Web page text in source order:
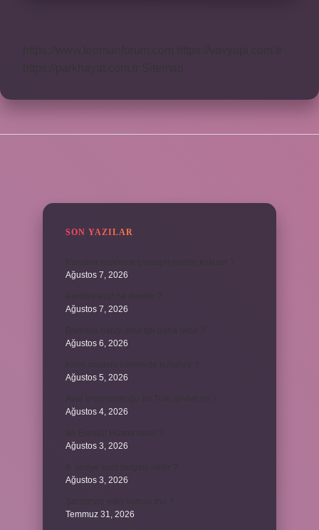
SON YAZILAR
Ağustos 7, 2026
Ağustos 7, 2026
Ağustos 6, 2026
Ağustos 5, 2026
Ağustos 4, 2026
Ağustos 3, 2026
Ağustos 3, 2026
Temmuz 31, 2026